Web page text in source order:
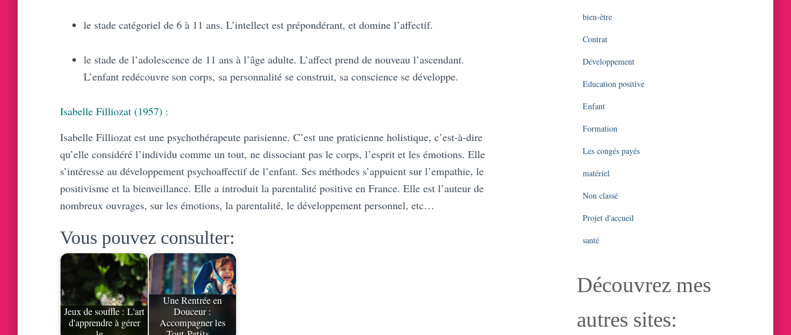
le stade catégoriel de 6 à 11 ans. L’intellect est prépondérant, et domine l’affectif.
le stade de l’adolescence de 11 ans à l’âge adulte. L’affect prend de nouveau l’ascendant.
L’enfant redécouvre son corps, sa personnalité se construit, sa conscience se développe.
Isabelle Filliozat (1957) :
Isabelle Filliozat est une psychothérapeute parisienne. C’est une praticienne holistique, c’est-à-dire
qu’elle considéré l’individu comme un tout, ne dissociant pas le corps, l’esprit et les émotions. Elle
s’intéresse au développement psychoaffectif de l’enfant. Ses méthodes s’appuient sur l’empathie, le
positivisme et la bienveillance. Elle a introduit la parentalité positive en France. Elle est l’auteur de
nombreux ouvrages, sur les émotions, la parentalité, le développement personnel, etc…
Vous pouvez consulter:
Jeux de souffle : L'art
d'apprendre à gérer
Une Rentrée en
Douceur :
Accompagner les
bien-être
Contrat
Développement
Education positive
Enfant
Formation
Les congés payés
matériel
Non classé
Projet d'accueil
santé
Découvrez mes
autres sites: